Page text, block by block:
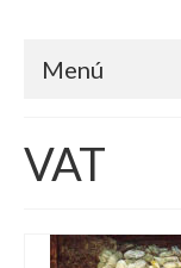
Menú
Artículos (todos)
Boletines por
VAT